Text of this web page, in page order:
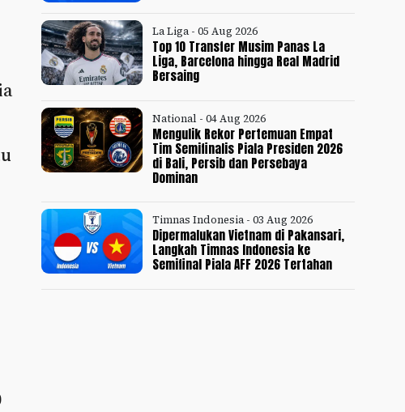
La Liga - 05 Aug 2026
Top 10 Transfer Musim Panas La
Liga, Barcelona hingga Real Madrid
Bersaing
National - 04 Aug 2026
Mengulik Rekor Pertemuan Empat
Tim Semifinalis Piala Presiden 2026
di Bali, Persib dan Persebaya
Dominan
Timnas Indonesia - 03 Aug 2026
Dipermalukan Vietnam di Pakansari,
Langkah Timnas Indonesia ke
Semifinal Piala AFF 2026 Tertahan